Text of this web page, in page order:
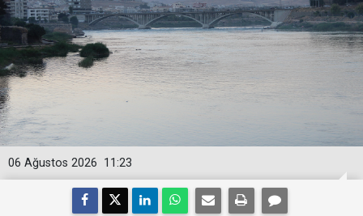
11:23
06 Ağustos 2026